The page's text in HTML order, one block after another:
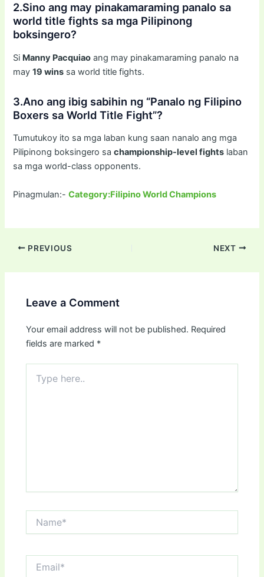
2.Sino ang may pinakamaraming panalo sa
world title fights sa mga Pilipinong
boksingero?
Si Manny Pacquiao ang may pinakamaraming panalo na
may19 wins sa world title fights.
3.Ano ang ibig sabihin ng “Panalo ng Filipino
Boxers sa World Title Fight”?
Tumutukoy ito sa mga laban kung saan nanalo ang mga
Pilipinong boksingero sachampionship-level fights laban
sa mga world-class opponents.
Pinagmulan:-Category:Filipino World Champions
PREVIOUS NEXT
Leave a Comment
Your email address will not be published. Required
fields are marked *
here..